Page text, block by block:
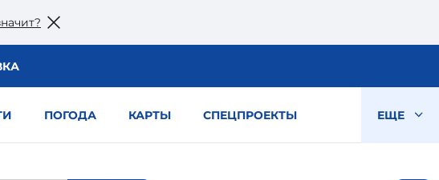
ПОГОДА КАРТЫ СПЕЦПРОЕКТЫ ЕЩЕ